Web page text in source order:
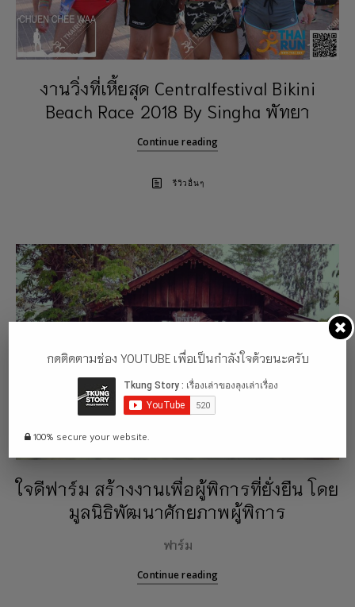
งานวิ่งที่เหี้ยสุด Centralfestival Bikini
Beach Race 2018 By Singha พัทยา
Continue reading
รีวิวอื่นๆ
ใจดีฟาร์ม สร้างงานเพื่อผู้พิการที่ยั่งยืน โดย
มูลนิธิพัฒนาศักยภาพผู้พิการ
ฟาร์ม
Continue reading
กดติดตามช่อง YOUTUBE เพื่อเป็นกำลังใจด้วยนะครับ
100% secure your website.